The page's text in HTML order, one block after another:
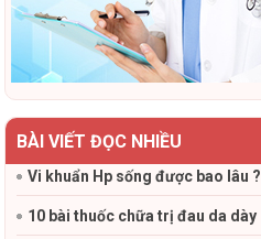
BÀI VIẾT ĐỌC NHIỀU
Vi khuẩn Hp sống được bao lâu ?
10 bài thuốc chữa trị đau da dày